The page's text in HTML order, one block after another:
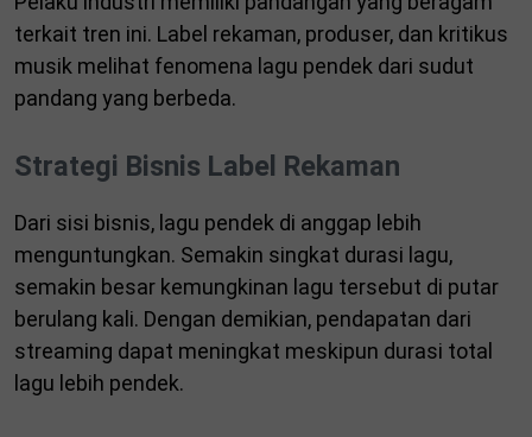
terkait tren ini. Label rekaman, produser, dan kritikus
musik melihat fenomena lagu pendek dari sudut
pandang yang berbeda.
Strategi Bisnis Label Rekaman
Dari sisi bisnis, lagu pendek di anggap lebih
menguntungkan. Semakin singkat durasi lagu,
semakin besar kemungkinan lagu tersebut di putar
berulang kali. Dengan demikian, pendapatan dari
streaming dapat meningkat meskipun durasi total
lagu lebih pendek.